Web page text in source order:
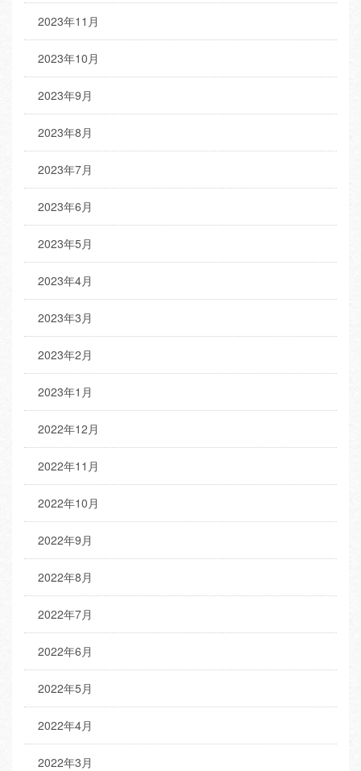
2023年11月
2023年10月
2023年9月
2023年8月
2023年7月
2023年6月
2023年5月
2023年4月
2023年3月
2023年2月
2023年1月
2022年12月
2022年11月
2022年10月
2022年9月
2022年8月
2022年7月
2022年6月
2022年5月
2022年4月
2022年3月